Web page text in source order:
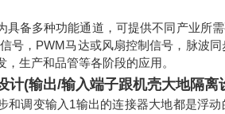
具备多种功能通道，可提供不同产业所
号，PWM马达或风扇控制信号，脉波
，生产和品管等各阶段的应用。
计(输出/输入端子跟机壳大地隔离
和调变输入1输出的连接器大地都是浮